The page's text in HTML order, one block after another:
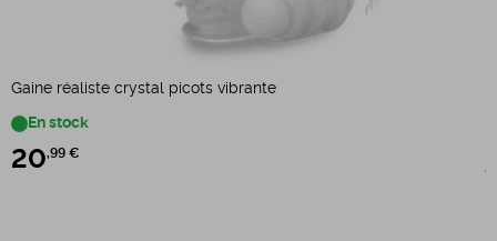
Gaine réaliste crystal picots vibrante
En stock
20,99 €